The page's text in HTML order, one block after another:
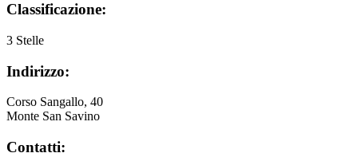
Classificazione:
3 Stelle
Indirizzo:
Corso Sangallo, 40
Monte San Savino
Contatti: